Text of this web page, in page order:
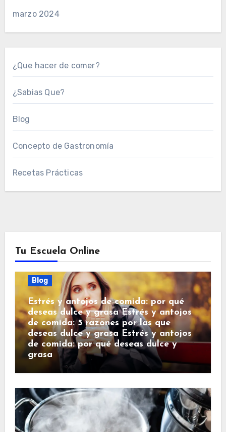
marzo 2024
¿Que hacer de comer?
¿Sabias Que?
Blog
Concepto de Gastronomía
Recetas Prácticas
Tu Escuela Online
Blog
Estrés y antojos de comida: por qué
deseas dulce y grasa Estrés y antojos
de comida: 5 razones por las que
deseas dulce y grasa Estrés y antojos
de comida: por qué deseas dulce y
grasa